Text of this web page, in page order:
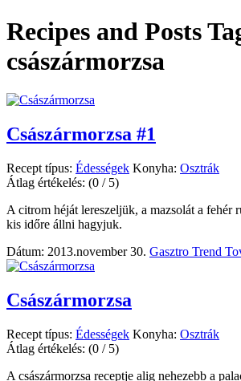
Recipes and Posts
császármorzsa
Császármorzsa #1
Recept típus: Édességek Konyha: Osztrák
Átlag értékelés: (0 / 5)
A citrom héját lereszeljük, a mazsolát a fehér
kis időre állni hagyjuk.
Dátum: 2013.november 30. Gasztro Trend
Császármorzsa
Recept típus: Édességek Konyha: Osztrák
Átlag értékelés: (0 / 5)
A császármorzsa receptje alig nehezebb a